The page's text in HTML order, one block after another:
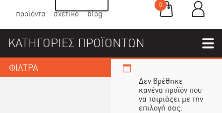
προϊόντα σχετικά blog
0
ΚΑΤΗΓΟΡΙΕΣ ΠΡΟΪΟΝΤΩΝ
ΦΙΛΤΡΑ
Δεν βρέθηκε
κανένα προϊόν που
να ταιριάζει με την
επιλογή σας.